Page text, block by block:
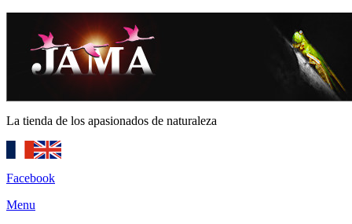
La tienda de los apasionados de naturaleza
Facebook
Menu